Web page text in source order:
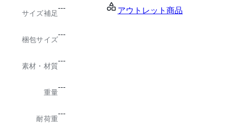
アウトレット商品
サイズ補足
---
梱包サイズ
---
素材・材質
---
重量
---
耐荷重
---